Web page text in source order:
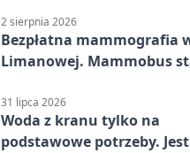
2 sierpnia 2026
Bezpłatna mammografia
Limanowej. Mammobus
31 lipca 2026
Woda z kranu tylko na
podstawowe potrzeby.